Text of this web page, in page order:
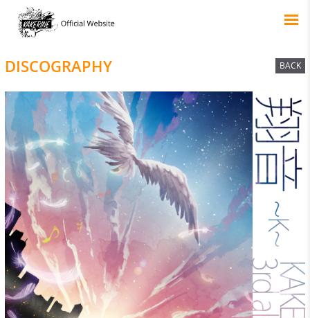
DISCOGRAPHY BACK